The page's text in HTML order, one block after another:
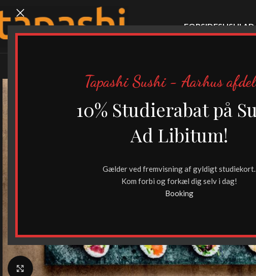
Tapashi Sushi - Aarhus
10% Studierabat på
Ad Libitum!
Gælder ved fremvisning af gyldigt studiekort.
Kom forbi og forkæl dig selv i dag!
Booking
FORSIDESUSHI
Klik for at forstørre